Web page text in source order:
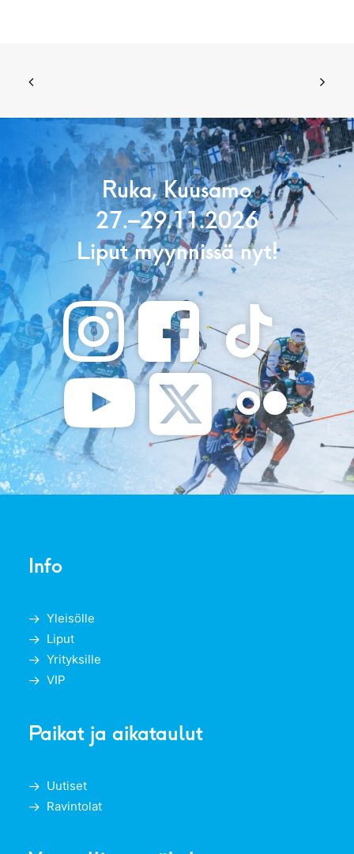
Ruka, Kuusamo
27.–29.11.2026
Liput myynnissä nyt!
Info
Yleisölle
Liput
Yrityksille
VIP
Paikat ja aikataulut
Uutiset
Ravintolat